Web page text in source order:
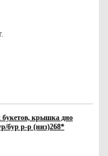
букетов, крышка дно
бур р-р (низ)268*